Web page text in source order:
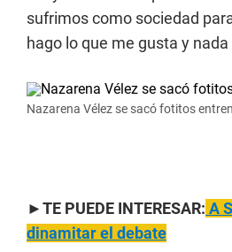
sufrimos como sociedad
hago lo que me gusta y
Nazarena Vélez se sacó fotitos
►TE PUEDE INTERESAR: A
dinamitar el debate